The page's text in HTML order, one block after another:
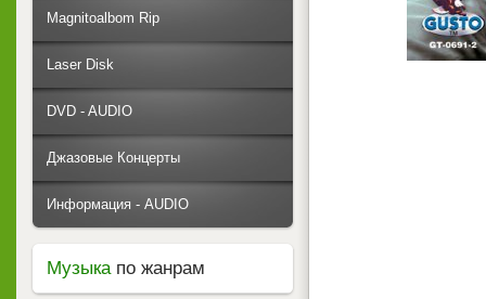
Magnitoalbom Rip
Laser Disk
DVD - AUDIO
Джазовые Концерты
Информация - AUDIO
Музыкапо жанрам